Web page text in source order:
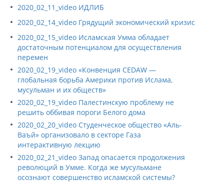
2020_02_11_video ИДЛИБ
2020_02_14_video Грядущий экономический кризис
2020_02_15_video Исламская Умма обладает
достаточным потенциалом для осуществления
перемен
2020_02_19_video «Конвенция CEDAW —
глобальная борьба Америки против Ислама,
мусульман и их обществ»
2020_02_19_video Палестинскую проблему не
решить оббивая пороги Белого дома
2020_02_20_video Студенческое общество «Аль-
Ваъй» организовало в секторе Газа
интерактивную лекцию
2020_02_21_video Запад опасается продолжения
революций в Умме. Когда же мусульмане
осознают совершенство исламской системы?